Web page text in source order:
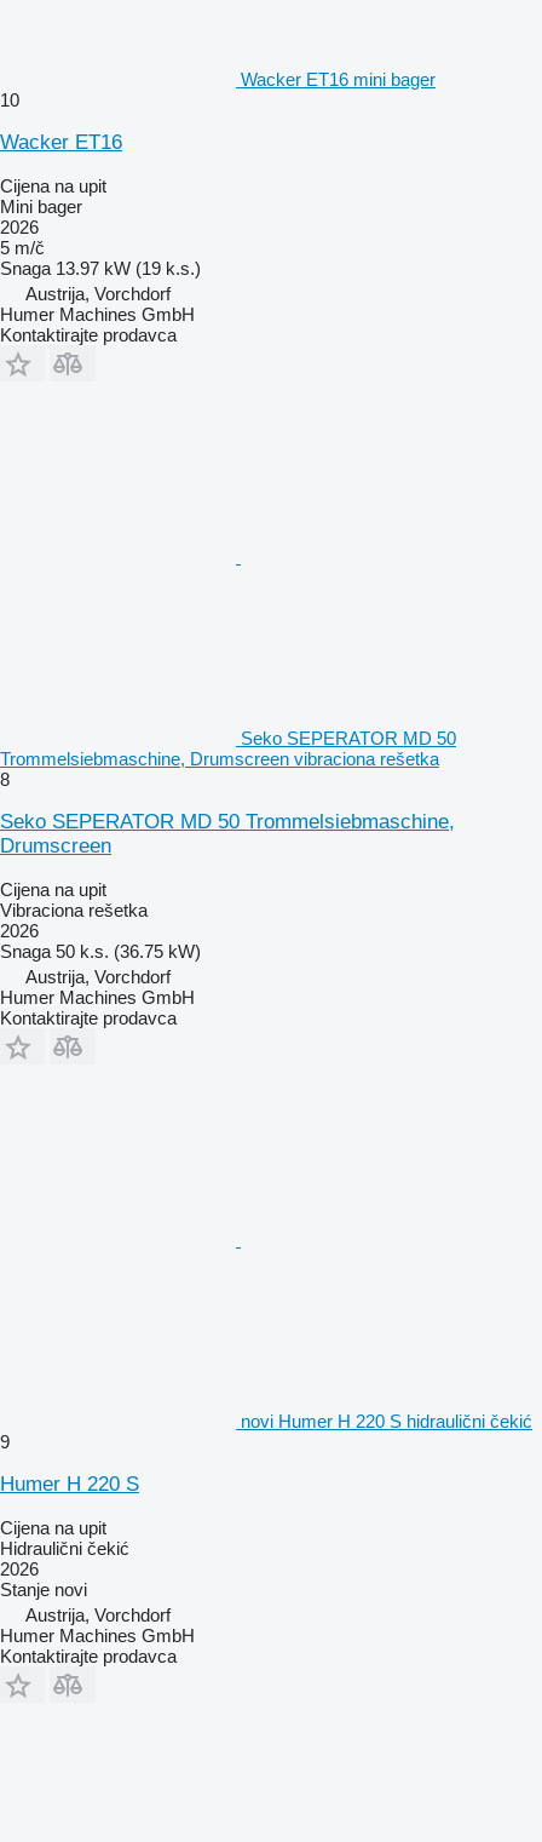
Wacker ET16 mini bager
10
Wacker ET16
Cijena na upit
Mini bager
2026
5 m/č
Snaga 13.97 kW (19 k.s.)
Austrija, Vorchdorf
Humer Machines GmbH
Kontaktirajte prodavca
Seko SEPERATOR MD 50
Trommelsiebmaschine, Drumscreen vibraciona rešetka
8
Seko SEPERATOR MD 50 Trommelsiebmaschine,
Drumscreen
Cijena na upit
Vibraciona rešetka
2026
Snaga 50 k.s. (36.75 kW)
Austrija, Vorchdorf
Humer Machines GmbH
Kontaktirajte prodavca
novi Humer H 220 S hidraulični čekić
9
Humer H 220 S
Cijena na upit
Hidraulični čekić
2026
Stanje novi
Austrija, Vorchdorf
Humer Machines GmbH
Kontaktirajte prodavca